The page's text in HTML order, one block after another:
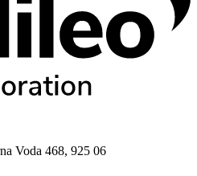
Voda 468, 925 06